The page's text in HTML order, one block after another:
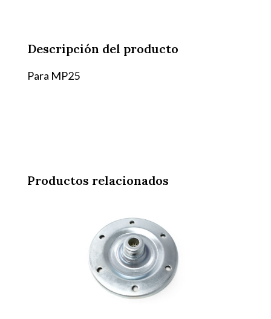
Descripción del producto
Para MP25
Productos relacionados